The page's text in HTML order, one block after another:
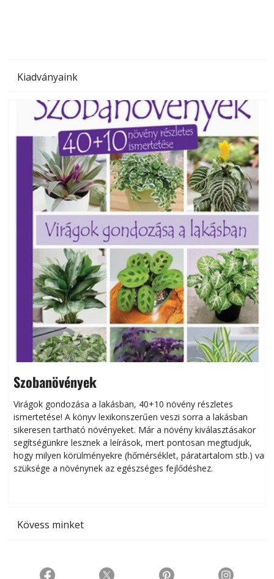
Kiadványaink
Szobanövények
Virágok gondozása a lakásban, 40+10 növény részletes
ismertetése! A könyv lexikonszerűen veszi sorra a lakásban
sikeresen tart­ha­tó növényeket. Már a növény kiválasztásakor
segítségünkre lesznek a leírások, mert pontosan megtudjuk,
hogy milyen körülményekre (hőmérséklet, páratartalom stb.) van
szüksége a növénynek az egészséges fejlődéshez.
Kövess minket